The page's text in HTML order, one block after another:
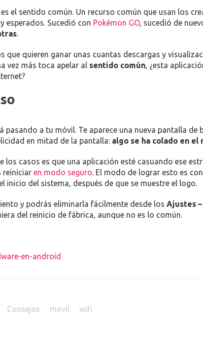
el sentido común. Un recurso común que usan los
esperados. Sucedió con Pokémon GO, sucedió de
.
quieren ganar unas cuantas descargas y
vez más toca apelar al sentido común, ¿esta
a tu móvil. Te aparece una nueva pantalla de
en mitad de la pantalla: algo se ha colado en el
casos es que una aplicación esté casuando ese
reiniciar en modo seguro. El modo de lograr esto es
del sistema, después de que se muestre el logo.
y podrás eliminarla fácilmente desde los Ajustes
del reinicio de fábrica, aunque no es lo común.
en-android
Consejos movil wifi